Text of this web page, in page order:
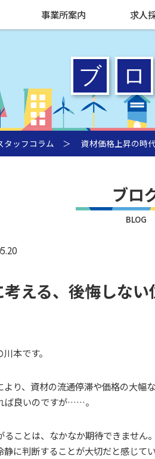
事業所案内 求人
タッフコラム ＞ 資材価格上昇の時代
ブロ
BLOG
える、後悔しない
本です。
り、資材の流通停滞や価格の大幅
ば良いのですが……。
ことは、なかなか期待できません。
に判断することが大切だと感じてい